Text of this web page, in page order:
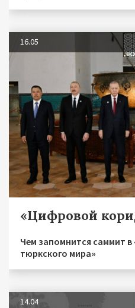
16.05
«Цифровой
Чем запомнится саммит
тюркского мира»
14.04